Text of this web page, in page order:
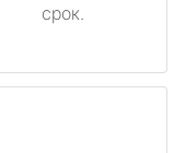
срок.